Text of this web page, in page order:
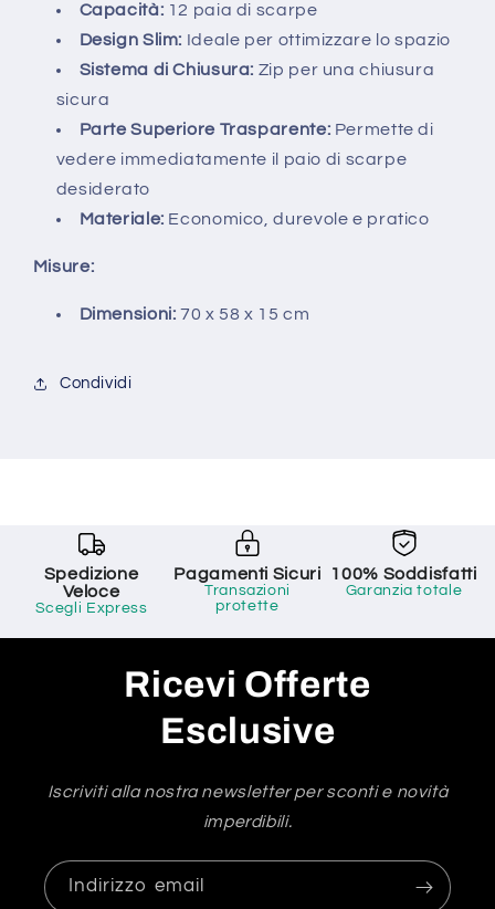
Capacità: 12 paia di scarpe
Design Slim: Ideale per ottimizzare lo spazio
Sistema di Chiusura: Zip per una chiusura
sicura
Parte Superiore Trasparente: Permette di
vedere immediatamente il paio di scarpe
desiderato
Materiale: Economico, durevole e pratico
Misure:
Dimensioni: 70 x 58 x 15 cm
Condividi
Spedizione
Veloce
Scegli Express
Pagamenti Sicuri
Transazioni
protette
100% Soddisfatti
Garanzia totale
Ricevi Offerte
Esclusive
Iscriviti alla nostra newsletter per sconti e novità
imperdibili.
Indirizzo email